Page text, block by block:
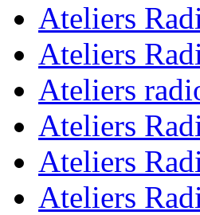
Ateliers
Ateliers
Ateliers
Ateliers
Ateliers
Ateliers